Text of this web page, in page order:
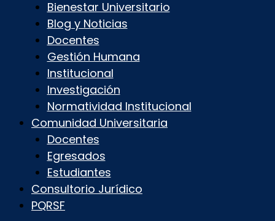
Bienestar Universitario
Blog y Noticias
Docentes
Gestión Humana
Institucional
Investigación
Normatividad Institucional
Comunidad Universitaria
Docentes
Egresados
Estudiantes
Consultorio Jurídico
PQRSF